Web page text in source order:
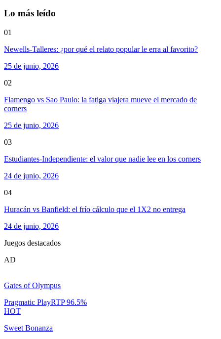
Lo más leído
01
Newells-Talleres: ¿por qué el relato popular le erra al favorito?
25 de junio, 2026
02
Flamengo vs Sao Paulo: la fatiga viajera mueve el mercado de
corners
25 de junio, 2026
03
Estudiantes-Independiente: el valor que nadie lee en los corners
24 de junio, 2026
04
Huracán vs Banfield: el frío cálculo que el 1X2 no entrega
24 de junio, 2026
Juegos destacados
AD
Gates of Olympus
Pragmatic PlayRTP96.5%
HOT
Sweet Bonanza